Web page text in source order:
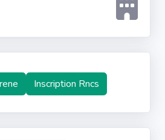
Inscription Rncs